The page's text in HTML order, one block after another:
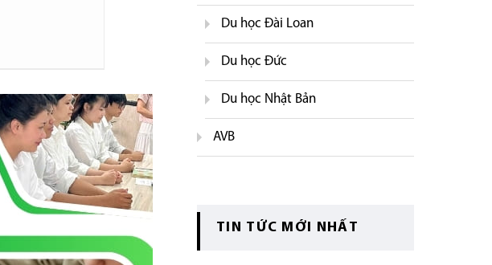
Du học Đài Loan
Du học Đức
Du học Nhật Bản
AVB
TIN TỨC MỚI NHẤT